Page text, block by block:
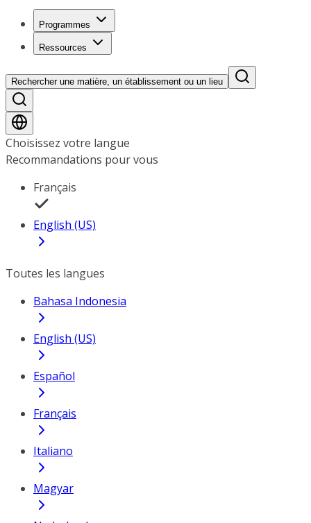
Programmes
Ressources
Rechercher une matière, un établissement ou un lieu
Choisissez votre langue
Recommandations pour vous
Français
English (US)
Toutes les langues
Bahasa Indonesia
English (US)
Español
Français
Italiano
Magyar